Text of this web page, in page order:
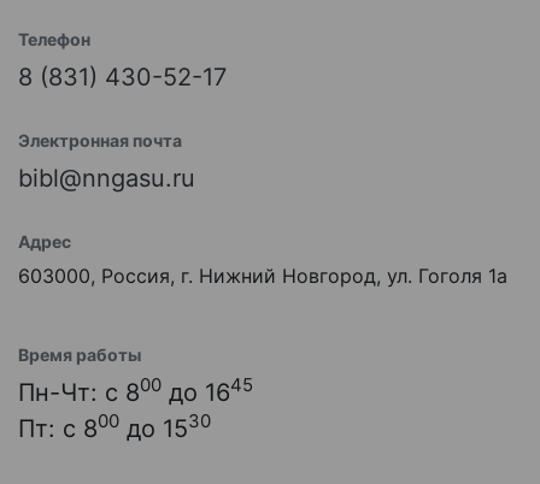
Телефон
8 (831) 430-52-17
Электронная почта
bibl@nngasu.ru
Адрес
603000, Россия, г. Нижний Новгород, ул. Гоголя 1а
Время работы
Пн-Чт: с 800 до 1645
Пт: с 800 до 1530